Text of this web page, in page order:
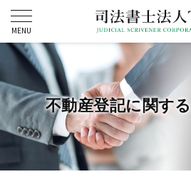
不動産登記に関す